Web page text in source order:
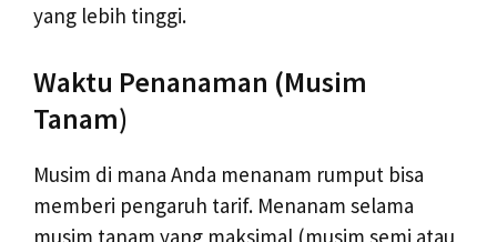
yang lebih tinggi.
Waktu Penanaman (Musim
Tanam)
Musim di mana Anda menanam rumput bisa
memberi pengaruh tarif. Menanam selama
musim tanam yang maksimal (musim semi atau